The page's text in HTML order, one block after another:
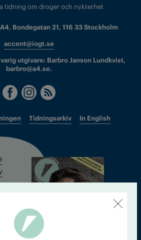
tidning om droger och nykterhet
Bondegatan 21, 116 33 Stockholm
accent@iogt.se
utgivare: Barbro Janson Lundkvist,
barbro@a4.se.
Tidningsarkiv In English